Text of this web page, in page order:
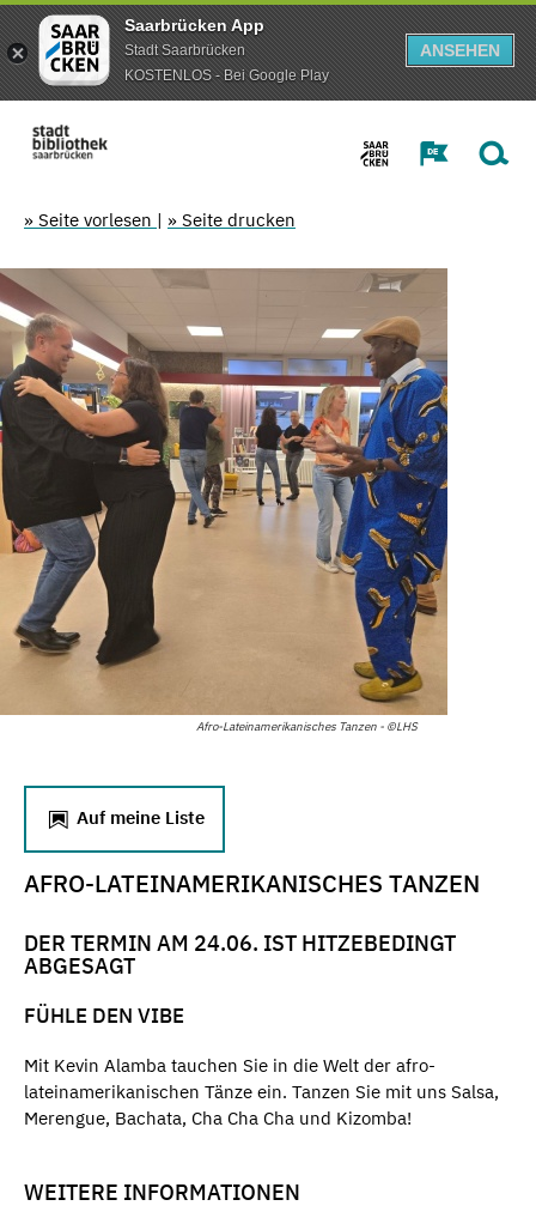
Saarbrücken App
Stadt Saarbrücken
KOSTENLOS - Bei Google Play
ANSEHEN
» Seite vorlesen | » Seite drucken
Afro-Lateinamerikanisches Tanzen - ©LHS
Auf meine Liste
AFRO-LATEINAMERIKANISCHES TANZEN
DER TERMIN AM 24.06. IST HITZEBEDINGT
ABGESAGT
FÜHLE DEN VIBE
Mit Kevin Alamba tauchen Sie in die Welt der afro-
lateinamerikanischen Tänze ein. Tanzen Sie mit uns Salsa,
Merengue, Bachata, Cha Cha Cha und Kizomba!
WEITERE INFORMATIONEN